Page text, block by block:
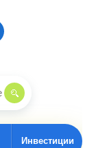
Инвестиции